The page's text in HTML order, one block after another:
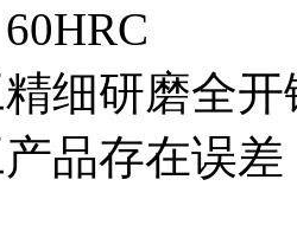
细研磨全
品存在误